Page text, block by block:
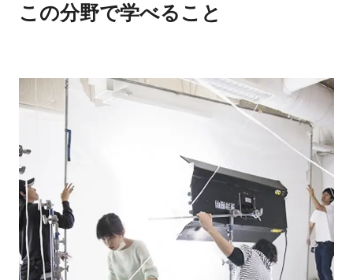
この分野で学べること